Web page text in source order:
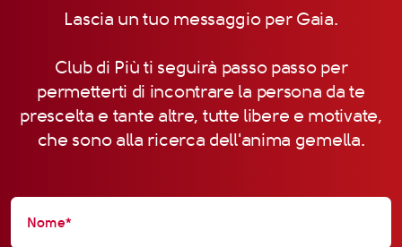
Lascia un tuo messaggio per Gaia.
Club di Più ti seguirà passo passo per
permetterti di incontrare la persona da te
prescelta e tante altre, tutte libere e motivate,
che sono alla ricerca dell'anima gemella.